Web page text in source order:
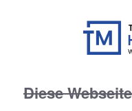
Diese